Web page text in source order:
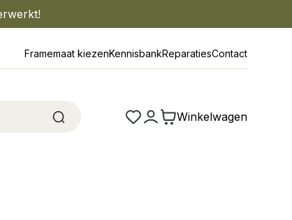
Framemaat kiezenKennisbankReparatiesContact
Winkelwagen